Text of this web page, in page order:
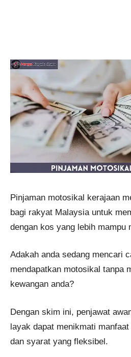
Pinjaman motosikal kerajaan
bagi rakyat Malaysia untuk
dengan kos yang lebih mampu
Adakah anda sedang mencari
mendapatkan motosikal tanpa
kewangan anda?
Dengan skim ini, penjawat
layak dapat menikmati
dan syarat yang fleksibel.